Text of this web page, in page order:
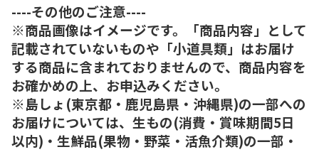
----その他のご注意----
※商品画像はイメージです。「商品内容」として
記載されていないものや「小道具類」はお届け
する商品に含まれておりませんので、商品内容を
お確かめの上、お申込みください。
※島しょ(東京都・鹿児島県・沖縄県)の一部への
お届けについては、生もの(消費・賞味期間5日
以内)・生鮮品(果物・野菜・活魚介類)の一部・